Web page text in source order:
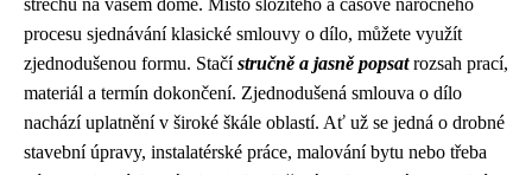
střechu na vašem domě. Místo složitého a časově náročného
procesu sjednávání klasické smlouvy o dílo, můžete využít
zjednodušenou formu. Stačístručně a jasně popsatrozsah prací,
materiál a termín dokončení. Zjednodušená smlouva o dílo
nachází uplatnění v široké škále oblastí. Ať už se jedná o drobné
stavební úpravy, instalatérské práce, malování bytu nebo třeba